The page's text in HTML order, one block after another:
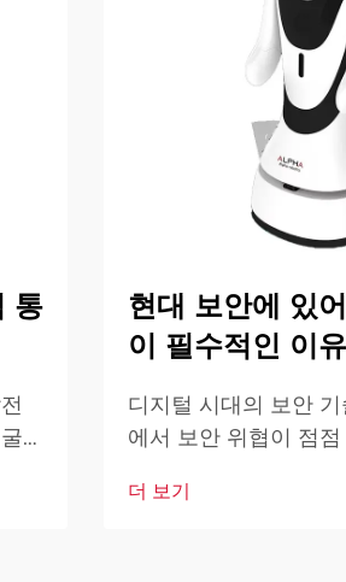
통
.
현대 보안에 있
이 필수적인 이유
디지털 시대의 보안
에서 보안 위협이 점
기술은 안전 및 감시
더 보기